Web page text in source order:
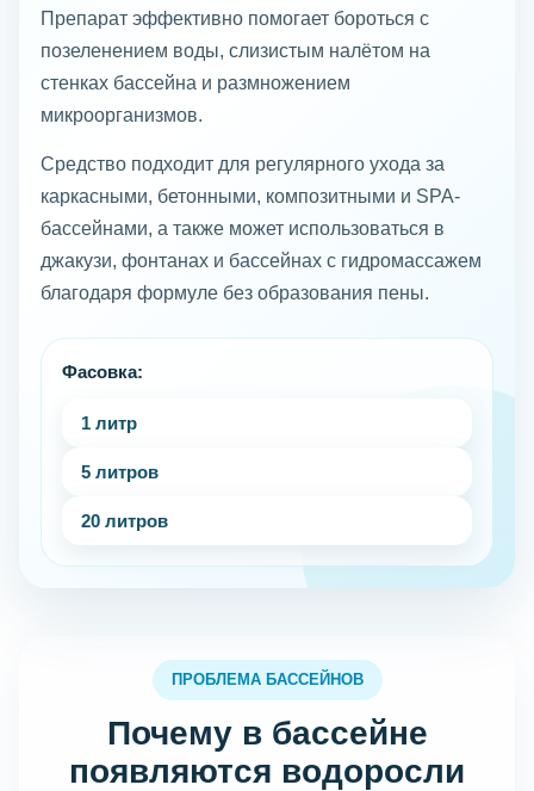
Препарат эффективно помогает бороться с
позеленением воды, слизистым налётом на
стенках бассейна и размножением
микроорганизмов.
Средство подходит для регулярного ухода за
каркасными, бетонными, композитными и SPA-
бассейнами, а также может использоваться в
джакузи, фонтанах и бассейнах с гидромассажем
благодаря формуле без образования пены.
Фасовка:
1 литр
5 литров
20 литров
ПРОБЛЕМА БАССЕЙНОВ
Почему в бассейне
появляются водоросли